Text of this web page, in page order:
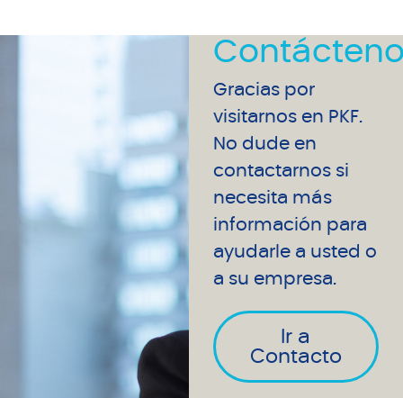
Gracias por
visitarnos en PKF.
No dude en
contactarnos si
necesita más
información para
ayudarle a usted o
a su empresa.
Ir a
Contacto